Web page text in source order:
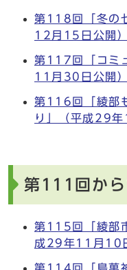
第118回「冬の
12月15日公開）
第117回「コミ
11月30日公開）
第116回「綾部
り」（平成29
第111回か
第115回「綾部
成29年11月10